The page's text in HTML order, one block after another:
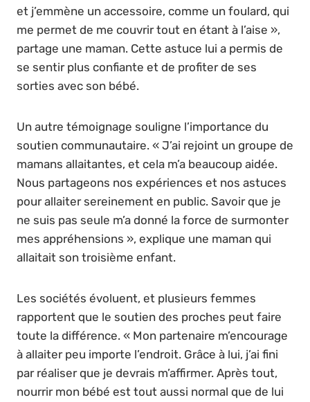
et j’emmène un accessoire, comme un foulard, qui
me permet de me couvrir tout en étant à l’aise »,
partage une maman. Cette astuce lui a permis de
se sentir plus confiante et de profiter de ses
sorties avec son bébé.
Un autre témoignage souligne l’importance du
soutien communautaire. « J’ai rejoint un groupe de
mamans allaitantes, et cela m’a beaucoup aidée.
Nous partageons nos expériences et nos astuces
pour allaiter sereinement en public. Savoir que je
ne suis pas seule m’a donné la force de surmonter
mes appréhensions », explique une maman qui
allaitait son troisième enfant.
Les sociétés évoluent, et plusieurs femmes
rapportent que le soutien des proches peut faire
toute la différence. « Mon partenaire m’encourage
à allaiter peu importe l’endroit. Grâce à lui, j’ai fini
par réaliser que je devrais m’affirmer. Après tout,
nourrir mon bébé est tout aussi normal que de lui